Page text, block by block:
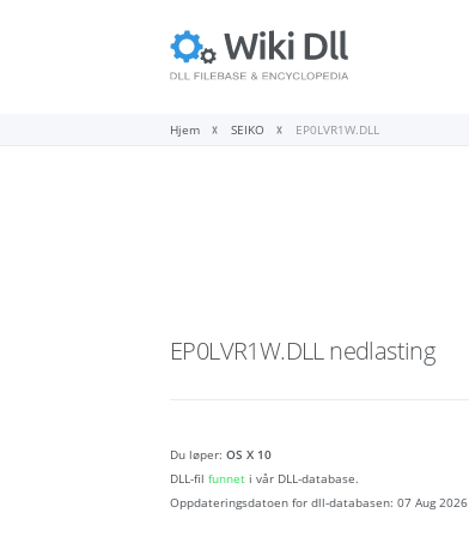
Hjem SEIKO EP0LVR1W.DLL
EP0LVR1W.DLLnedlasting
Du løper: OS X 10
DLL-fil funnet i vår DLL-database.
Oppdateringsdatoen for dll-databasen: 07 Aug 2026